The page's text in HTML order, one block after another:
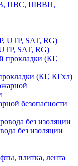
ПВС, ШВВП,
SAT, RG)
(КГ, КГхл)
безопасности
без изоляции